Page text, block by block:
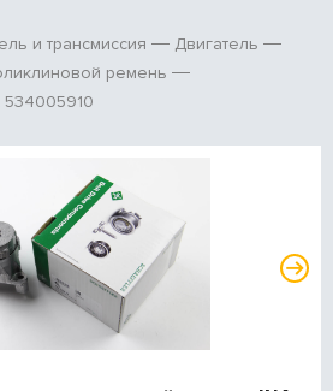
и трансмиссия
Двигатель
ремень
534005910